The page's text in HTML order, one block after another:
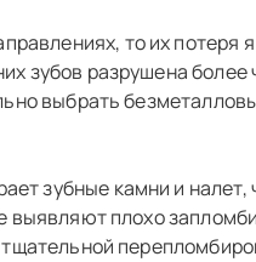
то их потеря
зубов разрушена
выбрать
зубные камни и
выявляют плохо